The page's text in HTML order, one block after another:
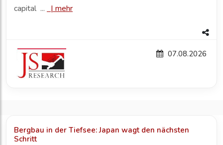
capital ...
| mehr
07.08.2026
Bergbau in der Tiefsee: Japan wagt den nächsten
Schritt